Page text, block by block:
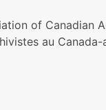
of Canadian
au Canada-